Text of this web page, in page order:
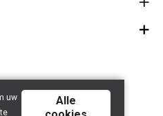
uw
Alle